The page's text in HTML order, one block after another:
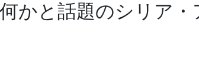
かと話題のシリア・